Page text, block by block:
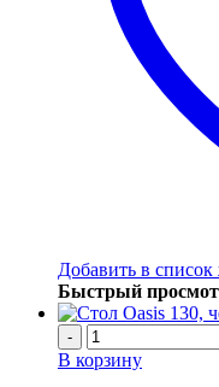
Добавить в
Быстрый
-
В корзину